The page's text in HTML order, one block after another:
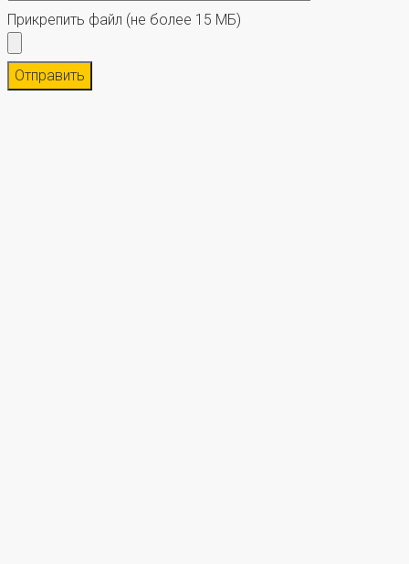
Прикрепить файл (не более 15 МБ)